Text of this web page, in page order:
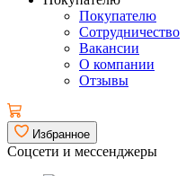
Покупателю
Сотрудничество
Вакансии
О компании
Отзывы
Избранное
Соцсети и мессенджеры